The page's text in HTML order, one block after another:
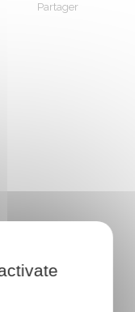
Partager